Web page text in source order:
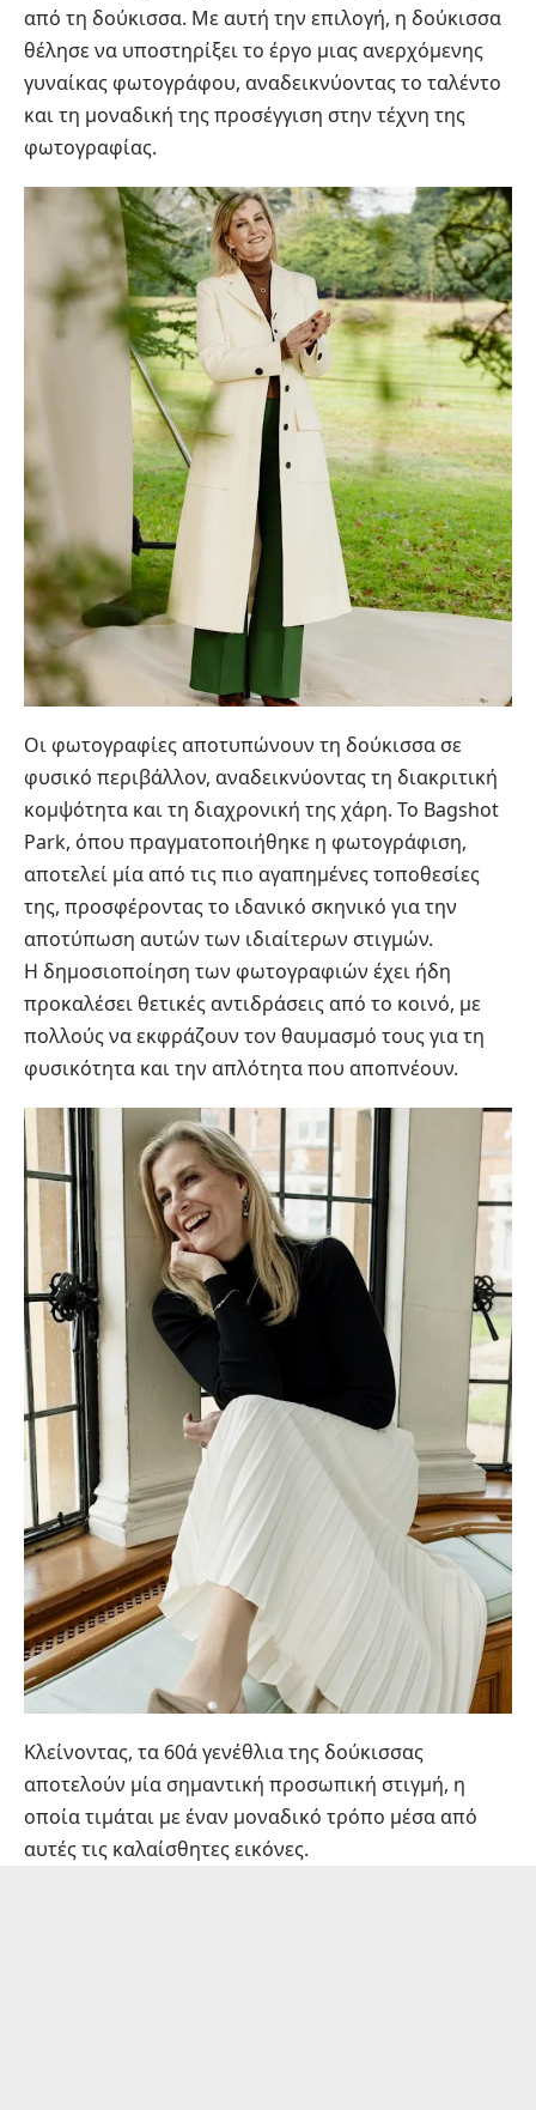
από τη δούκισσα. Με αυτή την επιλογή, η δούκισσα
θέλησε να υποστηρίξει το έργο μιας ανερχόμενης
γυναίκας φωτογράφου, αναδεικνύοντας το ταλέντο
και τη μοναδική της προσέγγιση στην τέχνη της
φωτογραφίας.
Οι φωτογραφίες αποτυπώνουν τη δούκισσα σε
φυσικό περιβάλλον, αναδεικνύοντας τη διακριτική
κομψότητα και τη διαχρονική της χάρη. Το Bagshot
Park, όπου πραγματοποιήθηκε η φωτογράφιση,
αποτελεί μία από τις πιο αγαπημένες τοποθεσίες
της, προσφέροντας το ιδανικό σκηνικό για την
αποτύπωση αυτών των ιδιαίτερων στιγμών.
Η δημοσιοποίηση των φωτογραφιών έχει ήδη
προκαλέσει θετικές αντιδράσεις από το κοινό, με
πολλούς να εκφράζουν τον θαυμασμό τους για τη
φυσικότητα και την απλότητα που αποπνέουν.
Κλείνοντας, τα 60ά γενέθλια της δούκισσας
αποτελούν μία σημαντική προσωπική στιγμή, η
οποία τιμάται με έναν μοναδικό τρόπο μέσα από
αυτές τις καλαίσθητες εικόνες.